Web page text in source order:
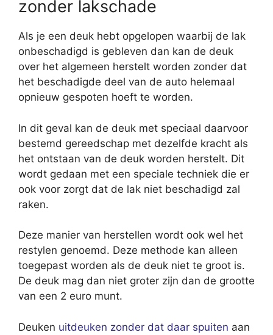
zonder lakschade
Als je een deuk hebt opgelopen waarbij de lak
onbeschadigd is gebleven dan kan de deuk
over het algemeen herstelt worden zonder dat
het beschadigde deel van de auto helemaal
opnieuw gespoten hoeft te worden.
In dit geval kan de deuk met speciaal daarvoor
bestemd gereedschap met dezelfde kracht als
het ontstaan van de deuk worden herstelt. Dit
wordt gedaan met een speciale techniek die er
ook voor zorgt dat de lak niet beschadigd zal
raken.
Deze manier van herstellen wordt ook wel het
restylen genoemd. Deze methode kan alleen
toegepast worden als de deuk niet te groot is.
De deuk mag dan niet groter zijn dan de grootte
van een 2 euro munt.
Deuken uitdeuken zonder dat daar spuiten aan